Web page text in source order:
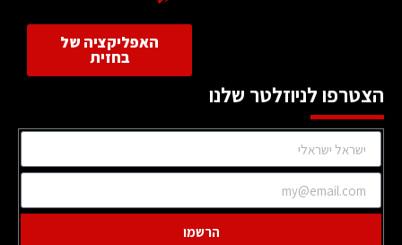
האפליקציה של
בחזית
הצטרפו לניוזלטר שלנו
הרשמו